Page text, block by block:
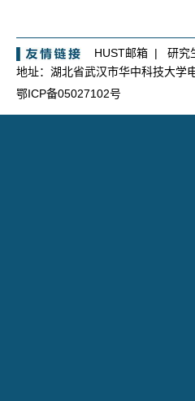
HUST邮箱 | 研究
地址：湖北省武汉市华中科技大
鄂ICP备05027102号